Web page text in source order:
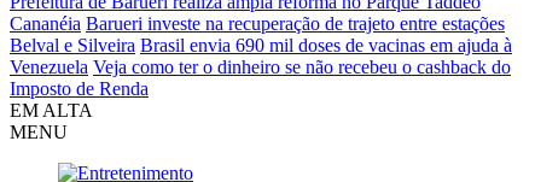
Cananéia Barueri investe na recuperação de trajeto entre estações
Belval e Silveira Brasil envia 690 mil doses de vacinas em ajuda à
Venezuela Veja como ter o dinheiro se não recebeu o cashback do
Imposto de Renda
EM ALTA
MENU